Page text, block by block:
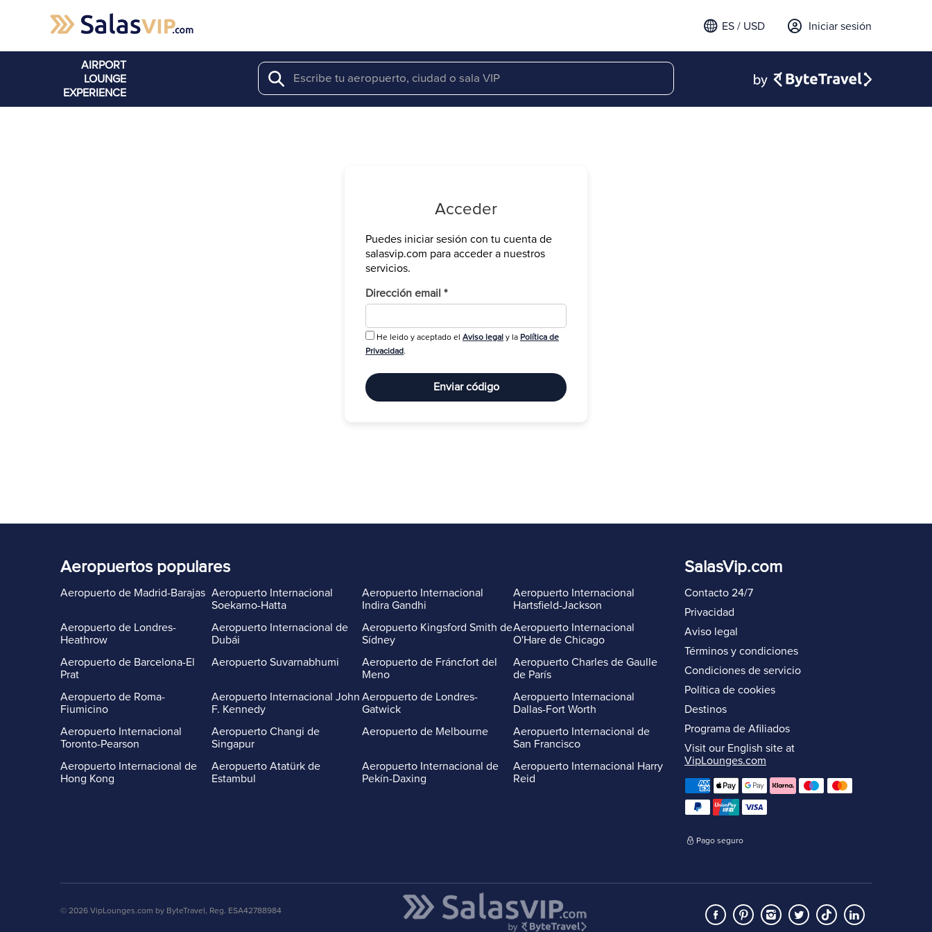
Iniciar sesión
ES / USD
AIRPORT
LOUNGE
EXPERIENCE
Search
Acceder
Puedes iniciar sesión con tu cuenta de
salasvip.com para acceder a nuestros
servicios.
Dirección email *Obligatorio
He leido y aceptado el Aviso legal y la Política de
Privacidad.
Enviar código
Aeropuertos populares
Aeropuerto de Madrid-Barajas
Aeropuerto de Londres-
Heathrow
Aeropuerto de Barcelona-El
Prat
Aeropuerto de Roma-
Fiumicino
Aeropuerto Internacional
Toronto-Pearson
Aeropuerto Internacional de
Hong Kong
Aeropuerto Internacional
Soekarno-Hatta
Aeropuerto Internacional de
Dubái
Aeropuerto Suvarnabhumi
Aeropuerto Internacional John
F. Kennedy
Aeropuerto Changi de
Singapur
Aeropuerto Atatürk de
Estambul
Aeropuerto Internacional
Indira Gandhi
Aeropuerto Kingsford Smith de
Sídney
Aeropuerto de Fráncfort del
Meno
Aeropuerto de Londres-
Gatwick
Aeropuerto de Melbourne
Aeropuerto Internacional de
Pekín-Daxing
Aeropuerto Internacional
Hartsfield-Jackson
Aeropuerto Internacional
O'Hare de Chicago
Aeropuerto Charles de Gaulle
de París
Aeropuerto Internacional
Dallas-Fort Worth
Aeropuerto Internacional de
San Francisco
Aeropuerto Internacional Harry
Reid
SalasVip.com
Contacto 24/7
Privacidad
Aviso legal
Términos y condiciones
Condiciones de servicio
Política de cookies
Destinos
Programa de Afiliados
Visit our English site at
VipLounges.com
Pago seguro
© 2026 VipLounges.com by ByteTravel, Reg. ESA42788984